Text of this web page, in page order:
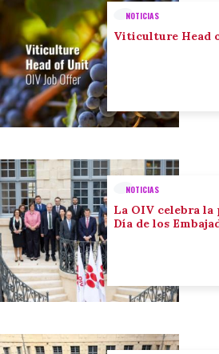
NOTICIAS
Viticulture Head
NOTICIAS
La OIV celebra
Día de los